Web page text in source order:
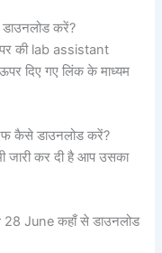
करें?
की lab assistant
दिए गए लिंक के माध्यम
कैसे डाउनलोड करें?
जारी कर दी है आप उसका
June कहाँ से डाउनलोड